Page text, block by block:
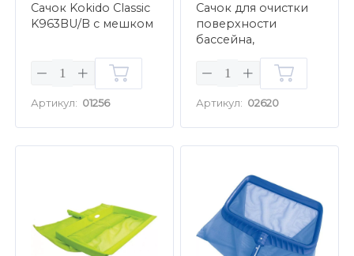
Сачок Kokido Classic
K963BU/B с мешком
Артикул: 01256
Сачок для очистки
поверхности
бассейна,
крепление зажим,
алюминиевый
Артикул: 02620